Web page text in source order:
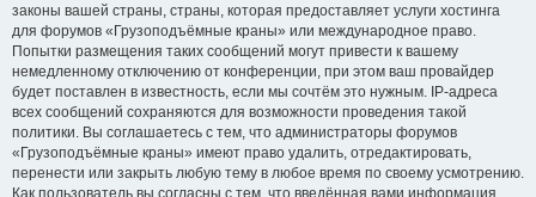
законы вашей страны, страны, которая предоставляет услуги хостинга
для форумов «Грузоподъёмные краны» или международное право.
Попытки размещения таких сообщений могут привести к вашему
немедленному отключению от конференции, при этом ваш провайдер
будет поставлен в известность, если мы сочтём это нужным. IP-адреса
всех сообщений сохраняются для возможности проведения такой
политики. Вы соглашаетесь с тем, что администраторы форумов
«Грузоподъёмные краны» имеют право удалить, отредактировать,
перенести или закрыть любую тему в любое время по своему усмотрению.
Как пользователь вы согласны с тем, что введённая вами информация